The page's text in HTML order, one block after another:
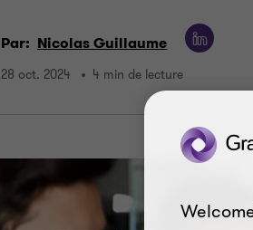
Par: Nicolas Guillaume
28 oct. 2024 4 min de lecture